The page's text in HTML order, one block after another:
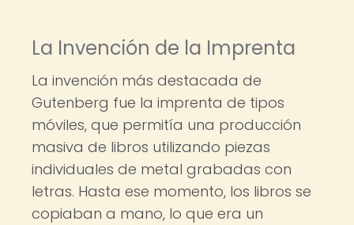
La Invención de la Imprenta
La invención más destacada de
Gutenberg fue la imprenta de tipos
móviles, que permitía una producción
masiva de libros utilizando piezas
individuales de metal grabadas con
letras. Hasta ese momento, los libros se
copiaban a mano, lo que era un